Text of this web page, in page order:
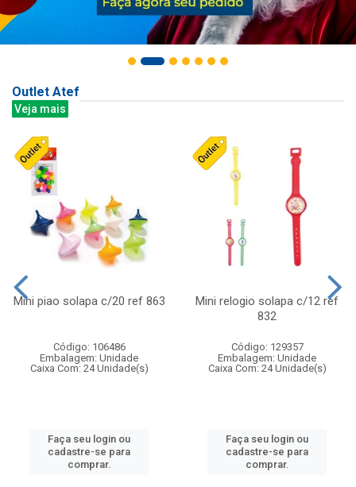
Outlet Atef
Veja mais
Mini piao solapa c/20 ref 863
Código: 106486
Embalagem: Unidade
Caixa Com: 24 Unidade(s)
Faça seu login ou
cadastre-se para
comprar.
Mini relogio solapa c/12 ref
832
Código: 129357
Embalagem: Unidade
Caixa Com: 24 Unidade(s)
Faça seu login ou
cadastre-se para
comprar.